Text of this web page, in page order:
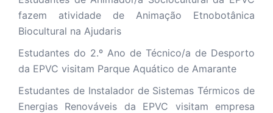
fazem atividade de Animação Etnobotânica
Biocultural na Ajudaris
Estudantes do 2.º Ano de Técnico/a de Desporto
da EPVC visitam Parque Aquático de Amarante
Estudantes de Instalador de Sistemas Térmicos de
Energias Renováveis da EPVC visitam empresa